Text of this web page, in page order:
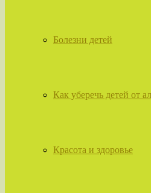
Болезни детей
Как уберечь детей от
Красота и здоровье